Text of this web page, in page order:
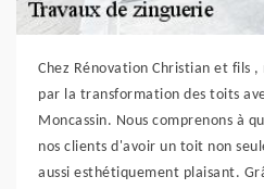
Chez Rénovation Christian et fils ,
par la transformation des toits
Moncassin. Nous comprenons à
nos clients d'avoir un toit non
aussi esthétiquement plaisant.